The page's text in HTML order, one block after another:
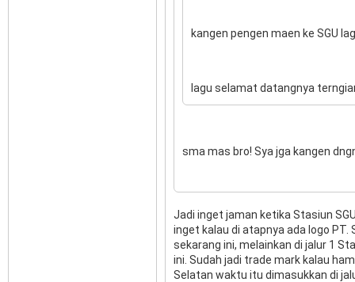
kangen pengen maen ke SGU
lagu selamat datangnya
sma mas bro! Sya jga kangen
Jadi inget jaman ketika Stasiun
inget kalau di atapnya ada logo PT.
sekarang ini, melainkan di jalur 1
ini. Sudah jadi trade mark kalau
Selatan waktu itu dimasukkan di